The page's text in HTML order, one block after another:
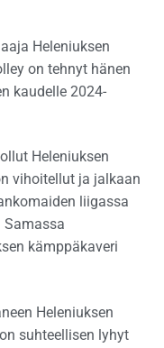
Heleniuksen
on tehnyt hänen
kaudelle 2024-
Heleniuksen
vihoitellut ja jalkaan
liigassa
Samassa
kämppäkaveri
Heleniuksen
suhteellisen lyhyt